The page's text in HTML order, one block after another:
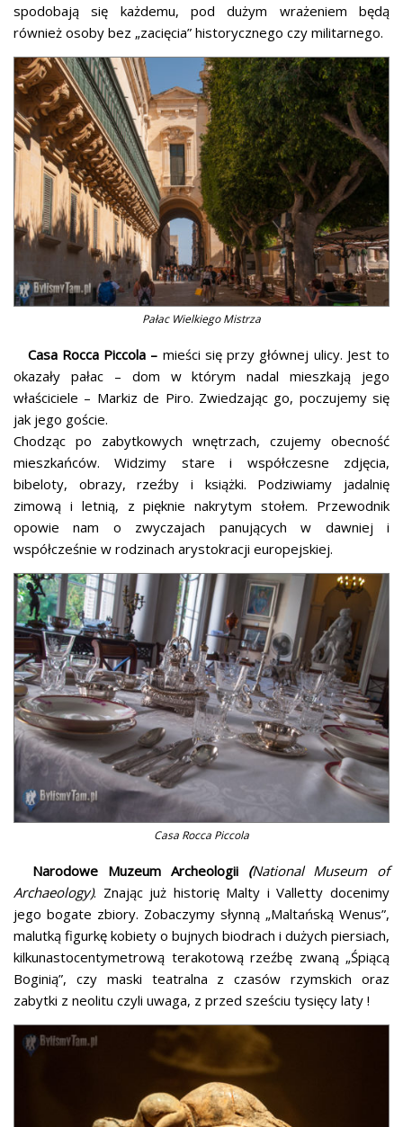
spodobają się każdemu, pod dużym wrażeniem będą
również osoby bez „zacięcia” historycznego czy militarnego.
Pałac Wielkiego Mistrza
Casa Rocca Piccola – mieści się przy głównej ulicy. Jest to
okazały pałac – dom w którym nadal mieszkają jego
właściciele – Markiz de Piro. Zwiedzając go, poczujemy się
jak jego goście.
Chodząc po zabytkowych wnętrzach, czujemy obecność
mieszkańców. Widzimy stare i współczesne zdjęcia,
bibeloty, obrazy, rzeźby i książki. Podziwiamy jadalnię
zimową i letnią, z pięknie nakrytym stołem. Przewodnik
opowie nam o zwyczajach panujących w dawniej i
współcześnie w rodzinach arystokracji europejskiej.
Casa Rocca Piccola
Narodowe Muzeum Archeologii (National Museum of
Archaeology). Znając już historię Malty i Valletty docenimy
jego bogate zbiory. Zobaczymy słynną „Maltańską Wenus”,
malutką figurkę kobiety o bujnych biodrach i dużych piersiach,
kilkunastocentymetrową terakotową rzeźbę zwaną „Śpiącą
Boginią”, czy maski teatralna z czasów rzymskich oraz
zabytki z neolitu czyli uwaga, z przed sześciu tysięcy laty !